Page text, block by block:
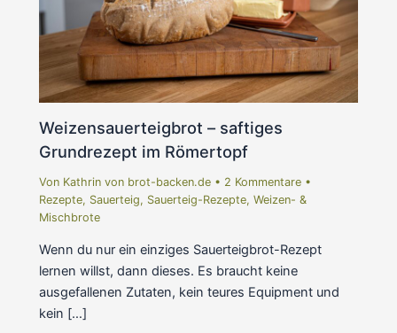
Weizensauerteigbrot – saftiges
Grundrezept im Römertopf
Von Kathrin von brot-backen.de • 2 Kommentare •
Rezepte, Sauerteig, Sauerteig-Rezepte,Weizen- &
Mischbrote
Wenn du nur ein einziges Sauerteigbrot-Rezept
lernen willst, dann dieses. Es braucht keine
ausgefallenen Zutaten, kein teures Equipment und
kein […]